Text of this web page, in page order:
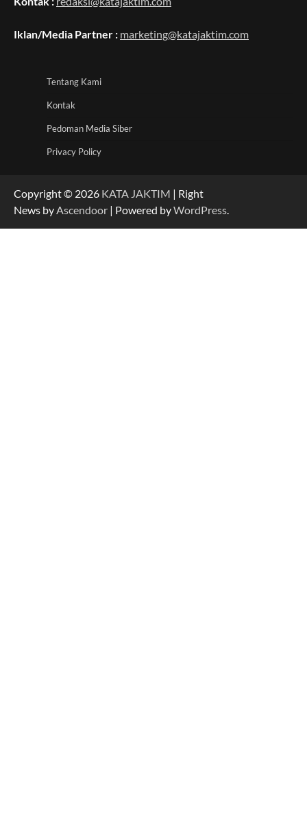
Iklan/Media Partner : marketing@katajaktim.com
Tentang Kami
Kontak
Pedoman Media Siber
Privacy Policy
Copyright © 2026 KATA JAKTIM | Right
News byAscendoor | Powered byWordPress.